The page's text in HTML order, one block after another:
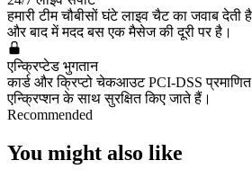
हमारी टीम चौबीसों घंटे लाइव चैट का जवाब देती
और बाद में मदद बस एक मैसेज की दूरी पर है।
एन्क्रिप्टेड भुगतान
कार्ड और क्रिप्टो चेकआउट PCI-DSS
एन्क्रिप्शन के साथ सुरक्षित किए जाते हैं।
Recommended
You might also like